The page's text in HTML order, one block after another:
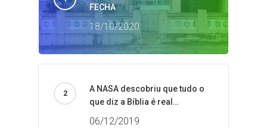
FECHA
18/10/2020
A NASA descobriu que tudo o
que diz a Bíblia é real…
06/12/2019